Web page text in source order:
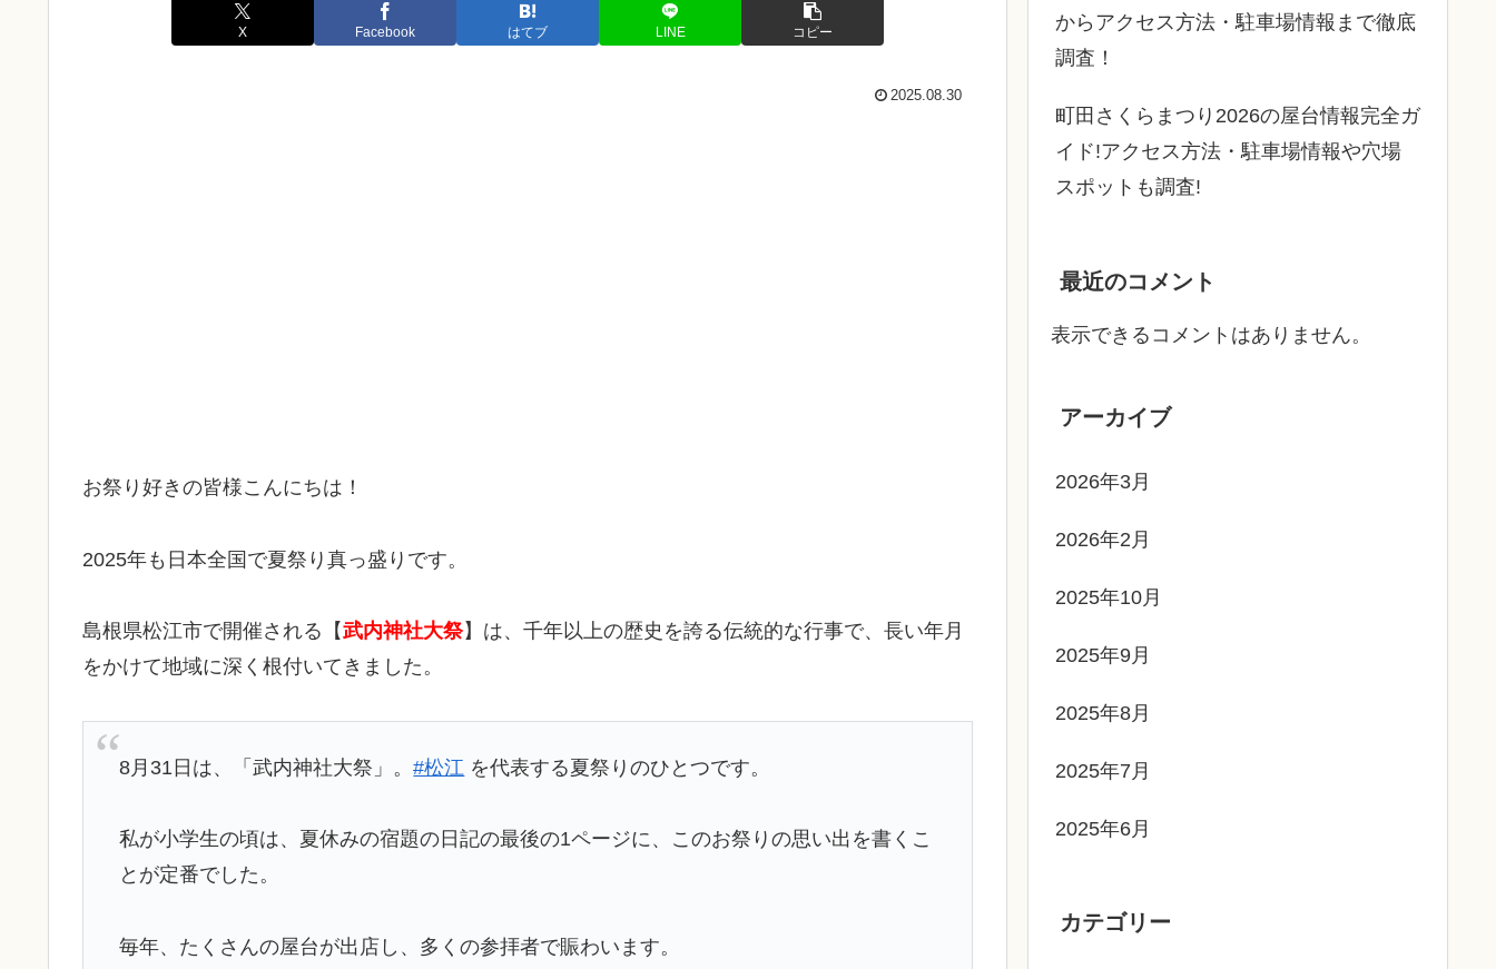
X Facebook はてブ LINE コピー
2025.08.30
お祭り好きの皆様こんにちは！
2025年も日本全国で夏祭り真っ盛りです。
島根県松江市で開催される【武内神社大祭】は、千年以上の歴史を誇る伝統的な行事で、長い年月
をかけて地域に深く根付いてきました。
8月31日は、「武内神社大祭」。#松江 を代表する夏祭りのひとつです。
私が小学生の頃は、夏休みの宿題の日記の最後の1ページに、このお祭りの思い出を書くこ
とが定番でした。
毎年、たくさんの屋台が出店し、多くの参拝者で賑わいます。
からアクセス方法・駐車場情報まで徹底
調査！
町田さくらまつり2026の屋台情報完全ガ
イド!アクセス方法・駐車場情報や穴場
スポットも調査!
最近のコメント
表示できるコメントはありません。
アーカイブ
2026年3月
2026年2月
2025年10月
2025年9月
2025年8月
2025年7月
2025年6月
カテゴリー